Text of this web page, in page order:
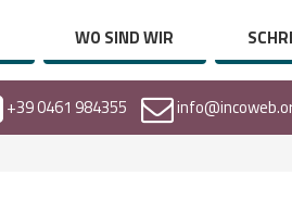
WO SIND WIR
+39 0461 984355